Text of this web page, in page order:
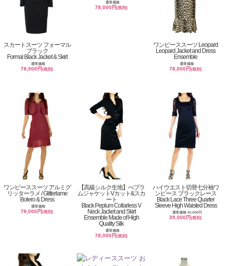
スカートスーツ フォーマル
ブラック
Formal Black Jacket & Skirt
通常価格
78,000円(税別)
通常価格
78,000円(税別)
ワンピーススーツ Leopard
Leopard Jacket and Dress
Ensemble
通常価格
78,000円(税別)
ワンピーススーツ アルミグ
リッターラメ / Glitterlame
Bolero & Dress
通常価格
78,000円(税別)
【高級シルク生地】ぺプラ
ムジャケットVカット&スカ
ート
Black Peplum Collarless V
Neck Jacket and Skirt
Ensemble Made of High
Quality Silk
通常価格
78,000円(税別)
ハイウエスト切替七分袖ワ
ンピース ブラックレース
Black Lace Three Quarter
Sleeve High Waisted Dress
通常価格 45,000円
39,000円(税別)